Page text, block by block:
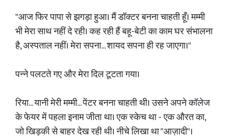
"आज फिर पापा से झगड़ा हुआ। मैं डॉक्टर बनना चाहती हूँ। मम्मी
भी मेरा साथ नहीं दे रही। कह रही हैं बहू-बेटी का काम घर संभालना
है, अस्पताल नहीं। मेरा सपना... शायद सपना ही रह जाएगा।"
पन्ने पलटते गए और मेरा दिल टूटता गया।
रिया... यानी मेरी मम्मी... पेंटर बनना चाहती थी। उसने अपने कॉलेज
के फेयर में पहला इनाम जीता था। एक स्केच था - एक औरत का,
जो खिड़की से बाहर देख रही थी। नीचे लिखा था "आज़ादी"।